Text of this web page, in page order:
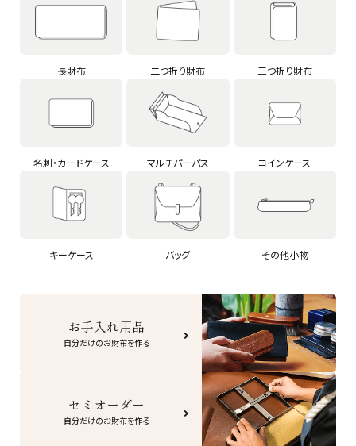
長財布 二つ折り財布 三つ折り財布
名刺・カードケース マルチパーパス コインケース
キーケース バッグ その他小物
お手入れ用品
自分だけのお財布を作る
セミオーダー
自分だけのお財布を作る